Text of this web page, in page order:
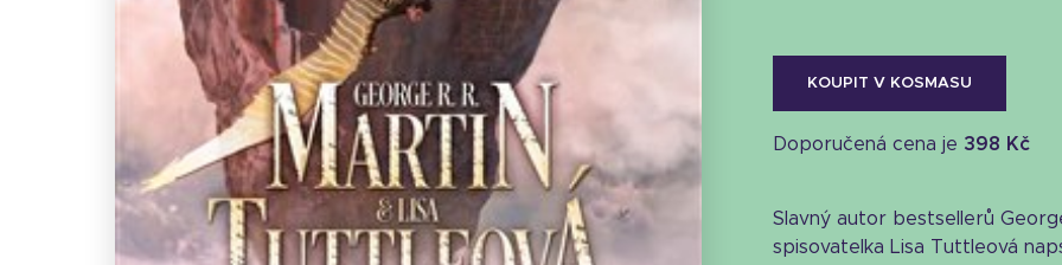
KOUPIT V KOSMASU
Doporučená cena je 398 Kč
Slavný autor bestsellerů
spisovatelka Lisa Tuttleová